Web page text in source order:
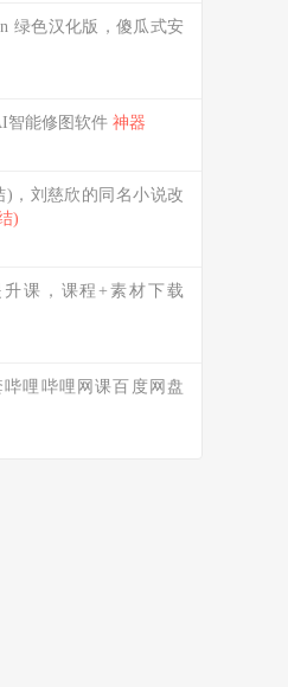
绿色汉化版，傻瓜式安
智能修图软件 神器
，刘慈欣的同名小说改
)
课，课程+素材下载
哩哔哩网课百度网盘